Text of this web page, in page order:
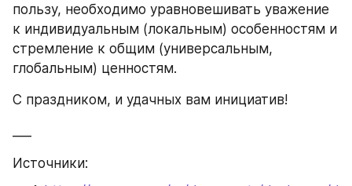
пользу, необходимо уравновешивать уважение
к индивидуальным (локальным) особенностям и
стремление к общим (универсальным,
глобальным) ценностям.
С праздником, и удачных вам инициатив!
Источники: